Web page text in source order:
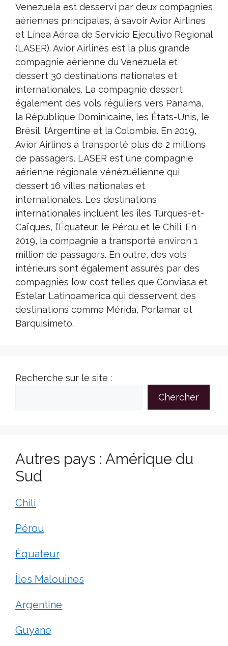
Venezuela est desservi par deux compagnies
aériennes principales, à savoir Avior Airlines
et Línea Aérea de Servicio Ejecutivo Regional
(LASER). Avior Airlines est la plus grande
compagnie aérienne du Venezuela et
dessert 30 destinations nationales et
internationales. La compagnie dessert
également des vols réguliers vers Panama,
la République Dominicaine, les États-Unis, le
Brésil, l’Argentine et la Colombie. En 2019,
Avior Airlines a transporté plus de 2 millions
de passagers. LASER est une compagnie
aérienne régionale vénézuélienne qui
dessert 16 villes nationales et
internationales. Les destinations
internationales incluent les îles Turques-et-
Caïques, l’Équateur, le Pérou et le Chili. En
2019, la compagnie a transporté environ 1
million de passagers. En outre, des vols
intérieurs sont également assurés par des
compagnies low cost telles que Conviasa et
Estelar Latinoamerica qui desservent des
destinations comme Mérida, Porlamar et
Barquisimeto.
Recherche sur le site :
Chercher
Autres pays : Amérique du
Sud
Chili
Pérou
Équateur
Îles Malouines
Argentine
Guyane